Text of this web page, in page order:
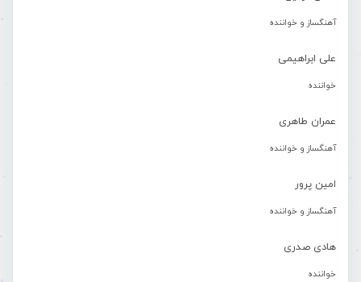
آهنگساز و خواننده
علی ابراهیمی
خواننده
عمران طاهری
آهنگساز و خواننده
امین پرور
آهنگساز و خواننده
هادی صدری
خواننده